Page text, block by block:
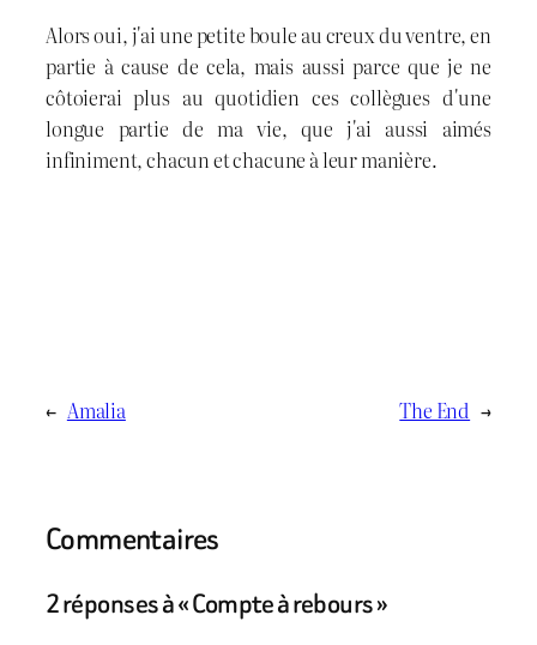
Alors oui, j'ai une petite boule au creux du ventre, en
partie à cause de cela, mais aussi parce que je ne
côtoierai plus au quotidien ces collègues d'une
longue partie de ma vie, que j'ai aussi aimés
infiniment, chacun et chacune à leur manière.
← Amalia The End →
Commentaires
2 réponses à « Compte à rebours »